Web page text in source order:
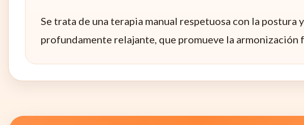
Se trata de una terapia manual respetuosa con la
profundamente relajante, que promueve la armonización